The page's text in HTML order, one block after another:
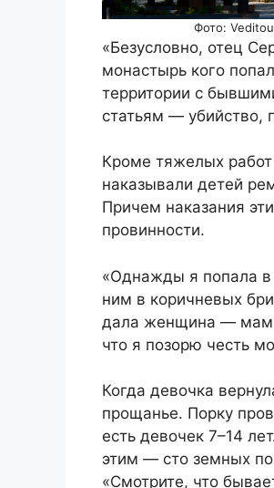
Фото:
«Безусловно, отец
монастырь кого
территории с
статьям — убийство,
Кроме тяжелых
наказывали детей
Причем наказания
провинности.
«Однажды я попала в
ним в коричневых
дала женщина —
что я позорю честь
Когда девочка
прощанье. Порку
есть девочек 7–14
этим — сто земных
«Смотрите, что